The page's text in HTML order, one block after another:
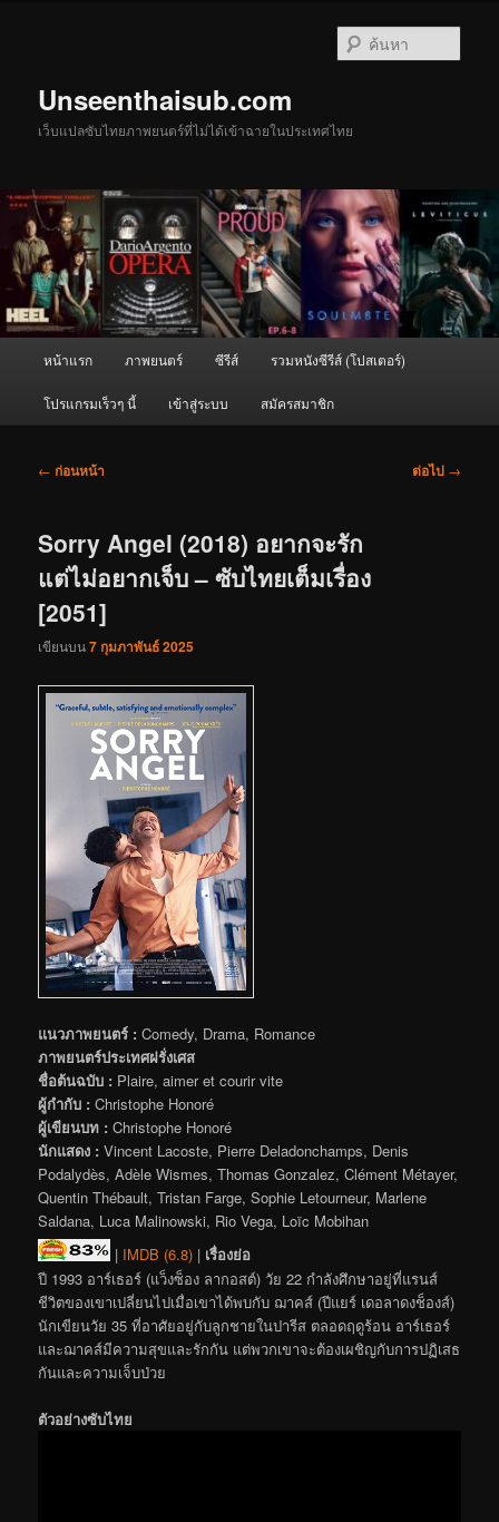
Unseenthaisub.com
เว็บแปลซับไทยภาพยนตร์ที่ไม่ได้เข้าฉายในประเทศไทย
หน้าแรก ภาพยนตร์ ซีรีส์ รวมหนังซีรีส์ (โปสเตอร์)
โปรแกรมเร็วๆ นี้ เข้าสู่ระบบ สมัครสมาชิก
เมนู
← ก่อนหน้า ต่อไป →
Sorry Angel (2018) อยากจะรัก
แต่ไม่อยากเจ็บ – ซับไทยเต็มเรื่อง
[2051]
เขียนบน7 กุมภาพันธ์ 2025
แนวภาพยนตร์ : Comedy, Drama, Romance
ภาพยนตร์ประเทศฝรั่งเศส
ชื่อต้นฉบับ : Plaire, aimer et courir vite
ผู้กำกับ : Christophe Honoré
ผู้เขียนบท : Christophe Honoré
นักแสดง : Vincent Lacoste, Pierre Deladonchamps, Denis
Podalydès, Adèle Wismes, Thomas Gonzalez, Clément Métayer,
Quentin Thébault, Tristan Farge, Sophie Letourneur, Marlene
Saldana, Luca Malinowski, Rio Vega, Loïc Mobihan
| IMDB (6.8) | เรื่องย่อ
ปี 1993 อาร์เธอร์ (แว็งซ็อง ลากอสต์) วัย 22 กำลังศึกษาอยู่ที่แรนส์
ชีวิตของเขาเปลี่ยนไปเมื่อเขาได้พบกับ ฌาคส์ (ปีแยร์ เดอลาดงช็องส์)
นักเขียนวัย 35 ที่อาศัยอยู่กับลูกชายในปารีส ตลอดฤดูร้อน อาร์เธอร์
และฌาคส์มีความสุขและรักกัน แต่พวกเขาจะต้องเผชิญกับการปฏิเสธ
กันและความเจ็บป่วย
ตัวอย่างซับไทย